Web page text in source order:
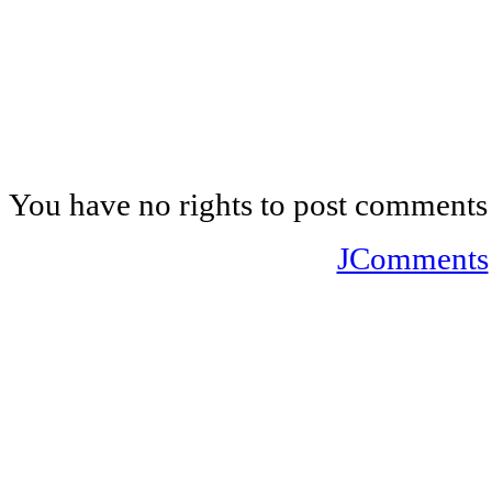
You have no rights to post comments
JComments